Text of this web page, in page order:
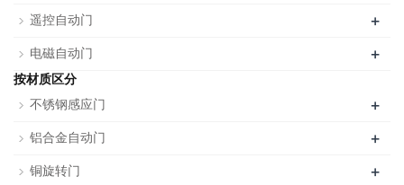
遥控自动门 +
电磁自动门 +
按材质区分
不锈钢感应门
+
铝合金自动门 +
铜旋转门 +